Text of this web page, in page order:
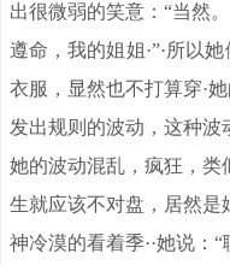
出很微弱的笑意：“当然。
遵命，我的姐姐·”·所以
衣服，显然也不打算穿·
发出规则的波动，这种波
她的波动混乱，疯狂，类
生就应该不对盘，居然是
神冷漠的看着季··她说：